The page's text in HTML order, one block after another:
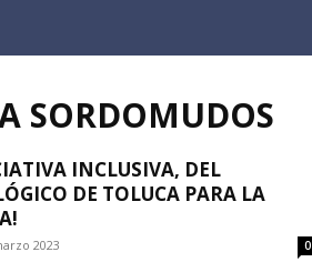
SORDOMUDOS
INCLUSIVA, DEL
DE TOLUCA PARA LA
2023 0